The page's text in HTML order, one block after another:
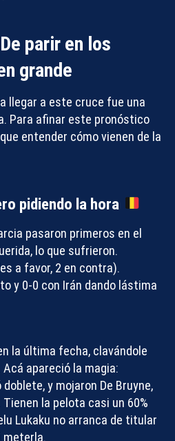
parir en los
grande
llegar a este cruce fue una
Para afinar este pronóstico
entender cómo vienen de la
pidiendo la hora
pasaron primeros en el
lo que sufrieron.
a favor, 2 en contra).
y 0-0 con Irán dando lástima
la última fecha, clavándole
Acá apareció la magia:
y mojaron De Bruyne,
la pelota casi un 60%
Lukaku no arranca de titular
meterla.